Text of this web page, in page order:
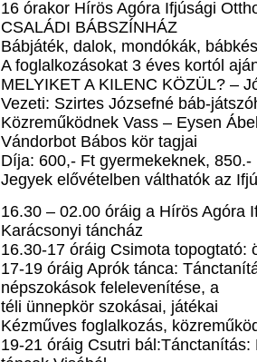
16 órakor Hírös Agóra Ifjúsági
CSALÁDI BÁBSZÍNHÁZ
Bábjáték, dalok, mondókák,
A foglalkozásokat 3 éves kortól
MELYIKET A KILENC KÖZÜL? –
Vezeti: Szirtes Józsefné báb-
Közreműködnek Vass – Eysen
Vándorbot Bábos kör tagjai
Díja: 600,- Ft gyermekeknek,
Jegyek elővételben válthatók az
16.30 – 02.00 óráig a Hírös Agóra
Karácsonyi táncház
16.30-17 óráig Csimota topogtató:
17-19 óráig Aprók tánca:
népszokások felelevenítése, a
téli ünnepkör szokásai, játékai
Kézműves foglalkozás,
19-21 óráig Csutri